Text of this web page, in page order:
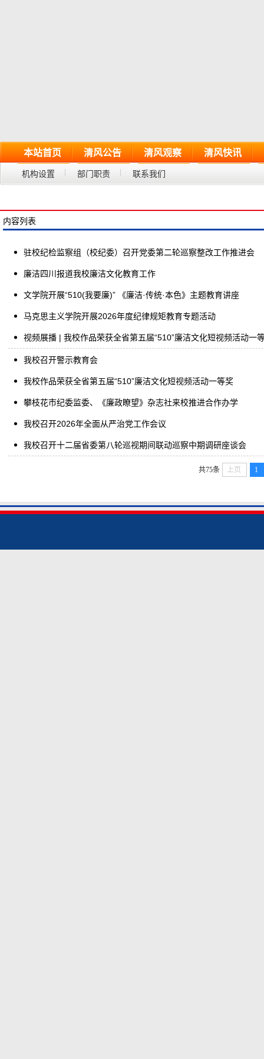
本站首页 清风公告 清风观察 清风快讯
机构设置 部门职责 联系我们
内容列表
驻校纪检监察组（校纪委）召开党委第二轮巡察整改工作推进会
廉洁四川报道我校廉洁文化教育工作
文学院开展“510(我要廉)” 《廉洁·传统·本色》主题教育讲座
马克思主义学院开展2026年度纪律规矩教育专题活动
视频展播 | 我校作品荣获全省第五届“510”廉洁文化短视频活动一
我校召开警示教育会
我校作品荣获全省第五届“510”廉洁文化短视频活动一等奖
攀枝花市纪委监委、《廉政瞭望》杂志社来校推进合作办学
我校召开2026年全面从严治党工作会议
我校召开十二届省委第八轮巡视期间联动巡察中期调研座谈会
共75条 上页 1